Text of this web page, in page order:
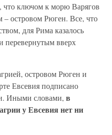
что ключом к морю Варягов
– островом Рюген. Все, что
для Рима казалось
вверх
островом Рюген и
Евсевия подписано
Иными словами, в
у Евсевия нет ни